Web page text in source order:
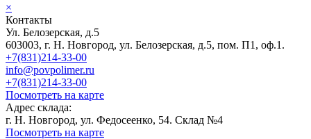
×
Контакты
Ул. Белозерская, д.5
603003, г. Н. Новгород, ул. Белозерская, д.5, пом. П1, оф.1.
+7(831)214-33-00
info@povpolimer.ru
+7(831)214-33-00
Посмотреть на карте
Адрес склада:
г. Н. Новгород, ул. Федосеенко, 54. Склад №4
Посмотреть на карте